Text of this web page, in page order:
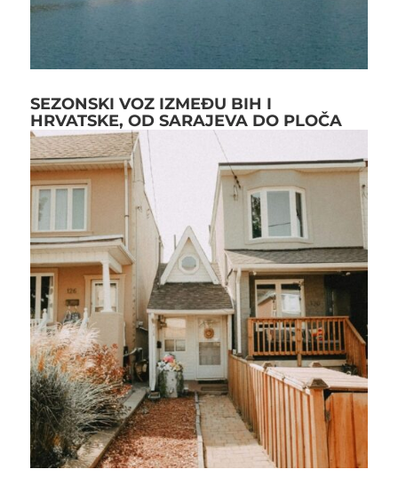
SEZONSKI VOZ IZMEĐU BIH I
HRVATSKE, OD SARAJEVA DO PLOČA